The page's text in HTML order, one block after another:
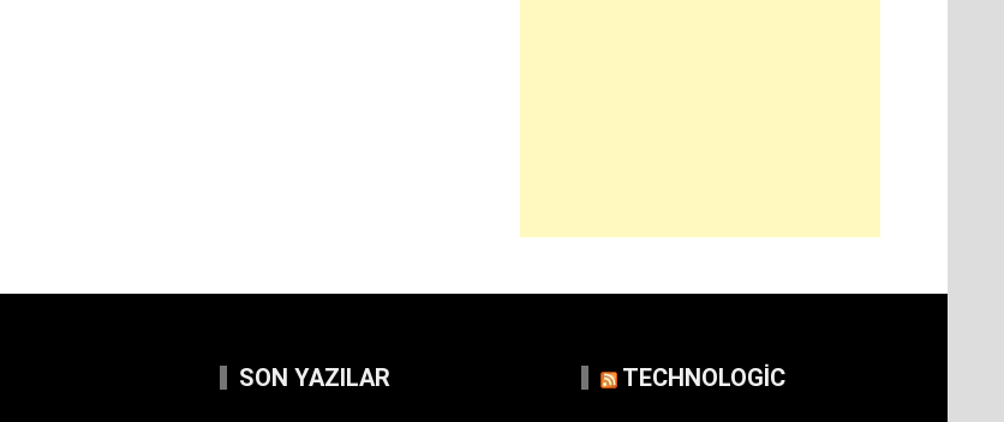
SON YAZILAR TECHNOLOGIC